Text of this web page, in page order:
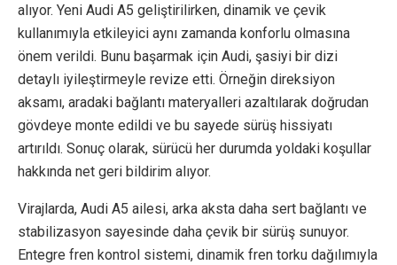
alıyor. Yeni Audi A5 geliştirilirken, dinamik ve çevik
kullanımıyla etkileyici aynı zamanda konforlu olmasına
önem verildi. Bunu başarmak için Audi, şasiyi bir dizi
detaylı iyileştirmeyle revize etti. Örneğin direksiyon
aksamı, aradaki bağlantı materyalleri azaltılarak doğrudan
gövdeye monte edildi ve bu sayede sürüş hissiyatı
artırıldı. Sonuç olarak, sürücü her durumda yoldaki koşullar
hakkında net geri bildirim alıyor.
Virajlarda, Audi A5 ailesi, arka aksta daha sert bağlantı ve
stabilizasyon sayesinde daha çevik bir sürüş sunuyor.
Entegre fren kontrol sistemi, dinamik fren torku dağılımıyla